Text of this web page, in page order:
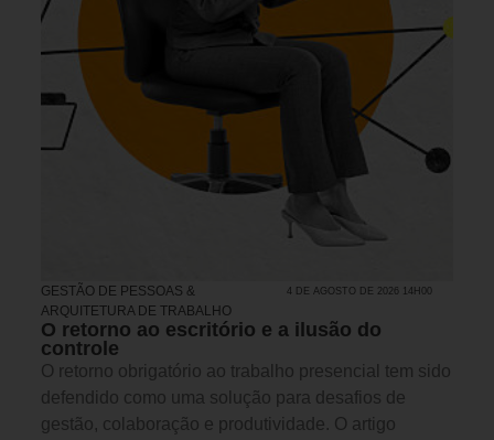
GESTÃO DE PESSOAS &
ARQUITETURA DE TRABALHO
4 DE AGOSTO DE 2026 14H00
O retorno ao escritório e a ilusão do
controle
O retorno obrigatório ao trabalho presencial tem sido
defendido como uma solução para desafios de
gestão, colaboração e produtividade. O artigo